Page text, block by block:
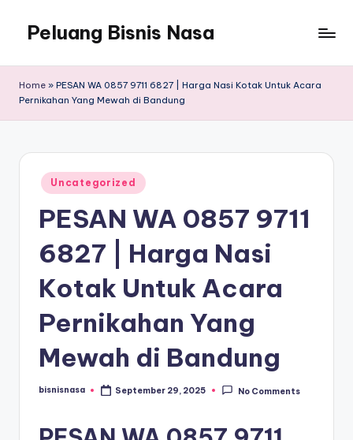
Peluang Bisnis Nasa
Home » PESAN WA 0857 9711 6827 | Harga Nasi Kotak Untuk Acara
Pernikahan Yang Mewah di Bandung
Posted
in
Uncategorized
PESAN WA 0857 9711
6827 | Harga Nasi
Kotak Untuk Acara
Pernikahan Yang
Mewah di Bandung
Posted
bisnisnasa September 29, 2025 No Comments